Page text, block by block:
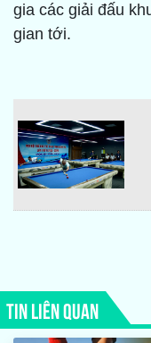
gia các giải đấu
gian tới.
TIN LIÊN QUAN